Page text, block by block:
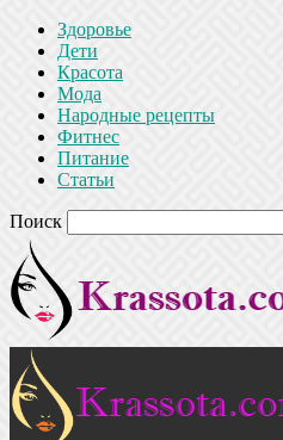
Здоровье
Дети
Красота
Мода
Народные рецепты
Фитнес
Питание
Статьи
Поиск